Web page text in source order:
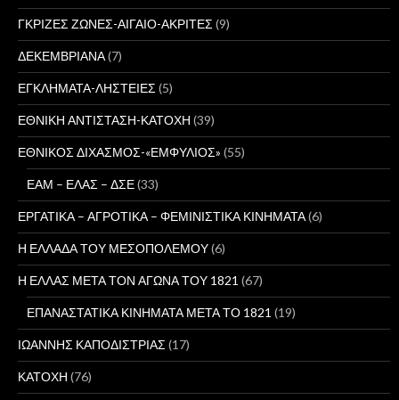
ΓΚΡΙΖΕΣ ΖΩΝΕΣ-ΑΙΓΑΙΟ-ΑΚΡΙΤΕΣ (9)
ΔΕΚΕΜΒΡΙΑΝΑ(7)
ΕΓΚΛΗΜΑΤΑ-ΛΗΣΤΕΙΕΣ (5)
ΕΘΝΙΚΗ ΑΝΤΙΣΤΑΣΗ-ΚΑΤΟΧΗ (39)
ΕΘΝΙΚΟΣ ΔΙΧΑΣΜΟΣ-«ΕΜΦΥΛΙΟΣ» (55)
ΕΑΜ – ΕΛΑΣ – ΔΣΕ(33)
ΕΡΓΑΤΙΚΑ – ΑΓΡΟΤΙΚΑ – ΦΕΜΙΝΙΣΤΙΚΑ ΚΙΝΗΜΑΤΑ(6)
Η ΕΛΛΑΔΑ ΤΟΥ ΜΕΣΟΠΟΛΕΜΟΥ(6)
Η ΕΛΛΑΣ ΜΕΤΑ ΤΟΝ ΑΓΩΝΑ ΤΟΥ 1821 (67)
ΕΠΑΝΑΣΤΑΤΙΚΑ ΚΙΝΗΜΑΤΑ ΜΕΤΑ ΤΟ 1821 (19)
ΙΩΑΝΝΗΣ ΚΑΠΟΔΙΣΤΡΙΑΣ (17)
ΚΑΤΟΧΗ (76)